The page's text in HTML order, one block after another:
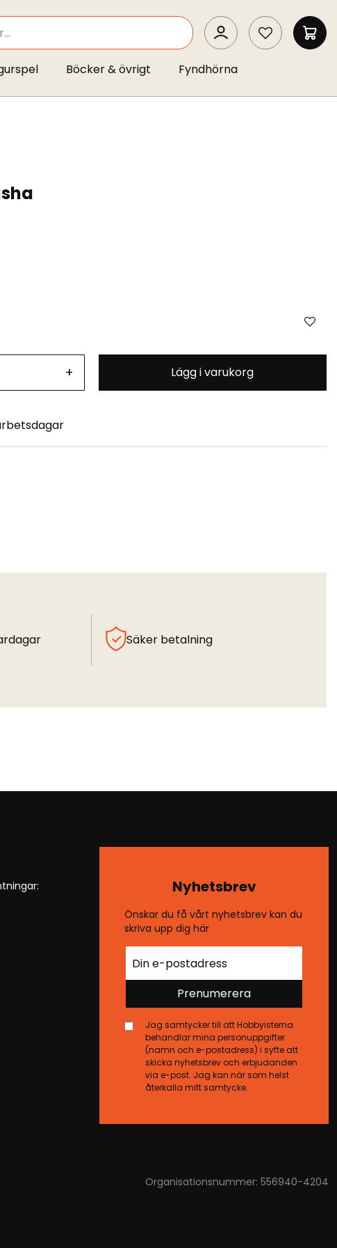
SEARCH
MIN
Böcker & övrigt Fyndhörna
+ Lägg i varukorg
Säker betalning
Nyhetsbrev
Önskar du få vårt nyhetsbrev kan du
skriva upp dig här
Prenumerera
Jag samtycker till att Hobbyisterna
behandlar mina personuppgifter
(namn och e-postadress) i syfte att
skicka nyhetsbrev och erbjudanden
via e-post. Jag kan när som helst
återkalla mitt samtycke.
Organisationsnummer: 556940-4204